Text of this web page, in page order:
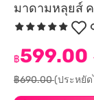
มาดามหลุยส์
฿599.00
฿690.00(ประหยัด